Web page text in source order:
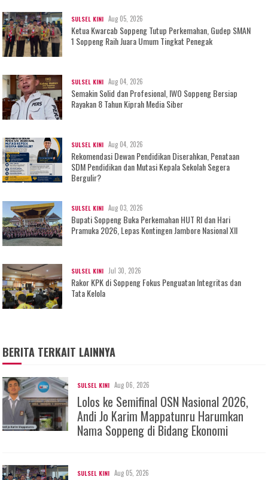
SULSEL KINI Aug 05, 2026
Ketua Kwarcab Soppeng Tutup Perkemahan, Gudep SMAN
1 Soppeng Raih Juara Umum Tingkat Penegak
SULSEL KINI Aug 04, 2026
Semakin Solid dan Profesional, IWO Soppeng Bersiap
Rayakan 8 Tahun Kiprah Media Siber
SULSEL KINI Aug 04, 2026
Rekomendasi Dewan Pendidikan Diserahkan, Penataan
SDM Pendidikan dan Mutasi Kepala Sekolah Segera
Bergulir?
SULSEL KINI Aug 03, 2026
Bupati Soppeng Buka Perkemahan HUT RI dan Hari
Pramuka 2026, Lepas Kontingen Jambore Nasional XII
SULSEL KINI Jul 30, 2026
Rakor KPK di Soppeng Fokus Penguatan Integritas dan
Tata Kelola
BERITA TERKAIT LAINNYA
SULSEL KINI Aug 06, 2026
Lolos ke Semifinal OSN Nasional 2026,
Andi Jo Karim Mappatunru Harumkan
Nama Soppeng di Bidang Ekonomi
SULSEL KINI Aug 05, 2026